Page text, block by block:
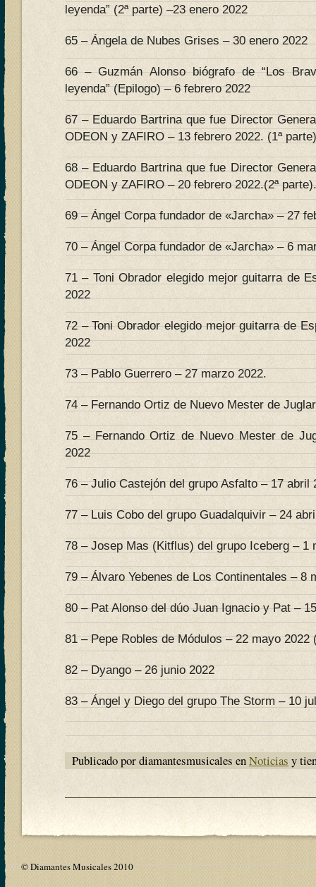
leyenda” (2ª parte) –23 enero 2022
65 – Ángela de Nubes Grises – 30 enero 2022
66 – Guzmán Alonso biógrafo de “Los
leyenda” (Epilogo) – 6 febrero 2022
67 – Eduardo Bartrina que fue Director
ODEON y ZAFIRO – 13 febrero 2022. (1ª
68 – Eduardo Bartrina que fue Director
ODEON y ZAFIRO – 20 febrero 2022.(2ª parte).
69 – Ángel Corpa fundador de «Jarcha» – 27
70 – Ángel Corpa fundador de «Jarcha» – 6
71 – Toni Obrador elegido mejor guitarra de
2022
72 – Toni Obrador elegido mejor guitarra de
2022
73 – Pablo Guerrero – 27 marzo 2022.
74 – Fernando Ortiz de Nuevo Mester de
75 – Fernando Ortiz de Nuevo Mester de
2022
76 – Julio Castejón del grupo Asfalto – 17 abril
77 – Luis Cobo del grupo Guadalquivir – 24
78 – Josep Mas (Kitflus) del grupo Iceberg – 1
79 – Álvaro Yebenes de Los Continentales – 8
80 – Pat Alonso del dúo Juan Ignacio y Pat –
81 – Pepe Robles de Módulos – 22 mayo 2022
82 – Dyango – 26 junio 2022
83 – Ángel y Diego del grupo The Storm – 10
Publicado por diamantesmusicales enNoticias y
© Diamantes Musicales 2010